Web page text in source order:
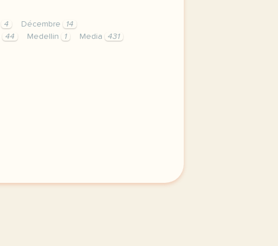
4 Décembre
14
44 Medellin 1 Media
431